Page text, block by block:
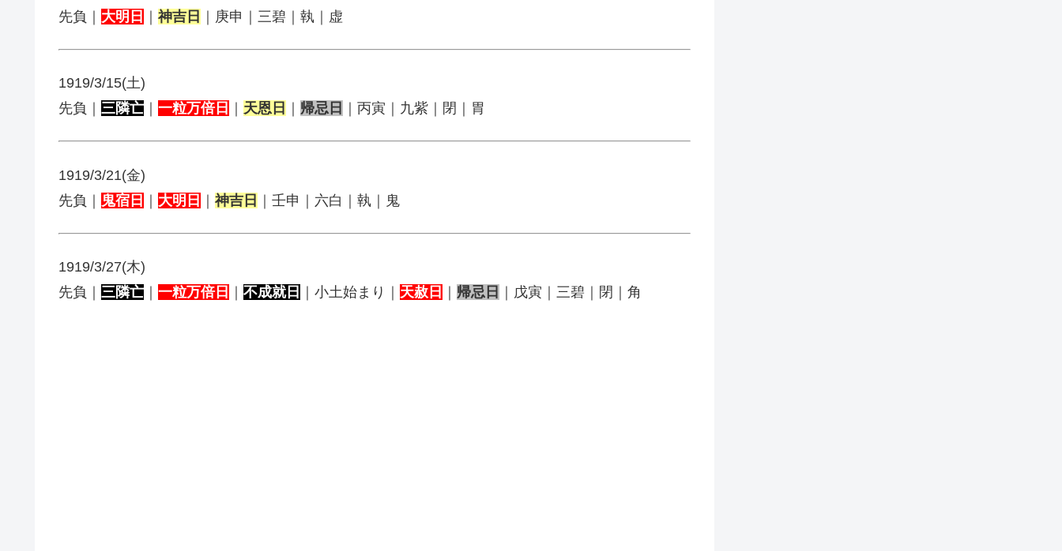
先負｜ 大明日 ｜ 神吉日 ｜庚申｜三碧｜執｜虚
1919/3/15(土)
先負｜ 三隣亡 一粒万倍日 天恩日 帰忌日 ｜丙寅｜九紫｜閉｜胃
1919/3/21(金)
先負｜ 鬼宿日 ｜ 大明日 ｜ 神吉日 ｜壬申｜六白｜執｜鬼
1919/3/27(木)
先負｜ 三隣亡 ｜ 一粒万倍日 ｜ 不成就日 ｜小土始まり｜ 天赦日 ｜ 帰忌日 ｜戊寅｜三碧｜閉｜角